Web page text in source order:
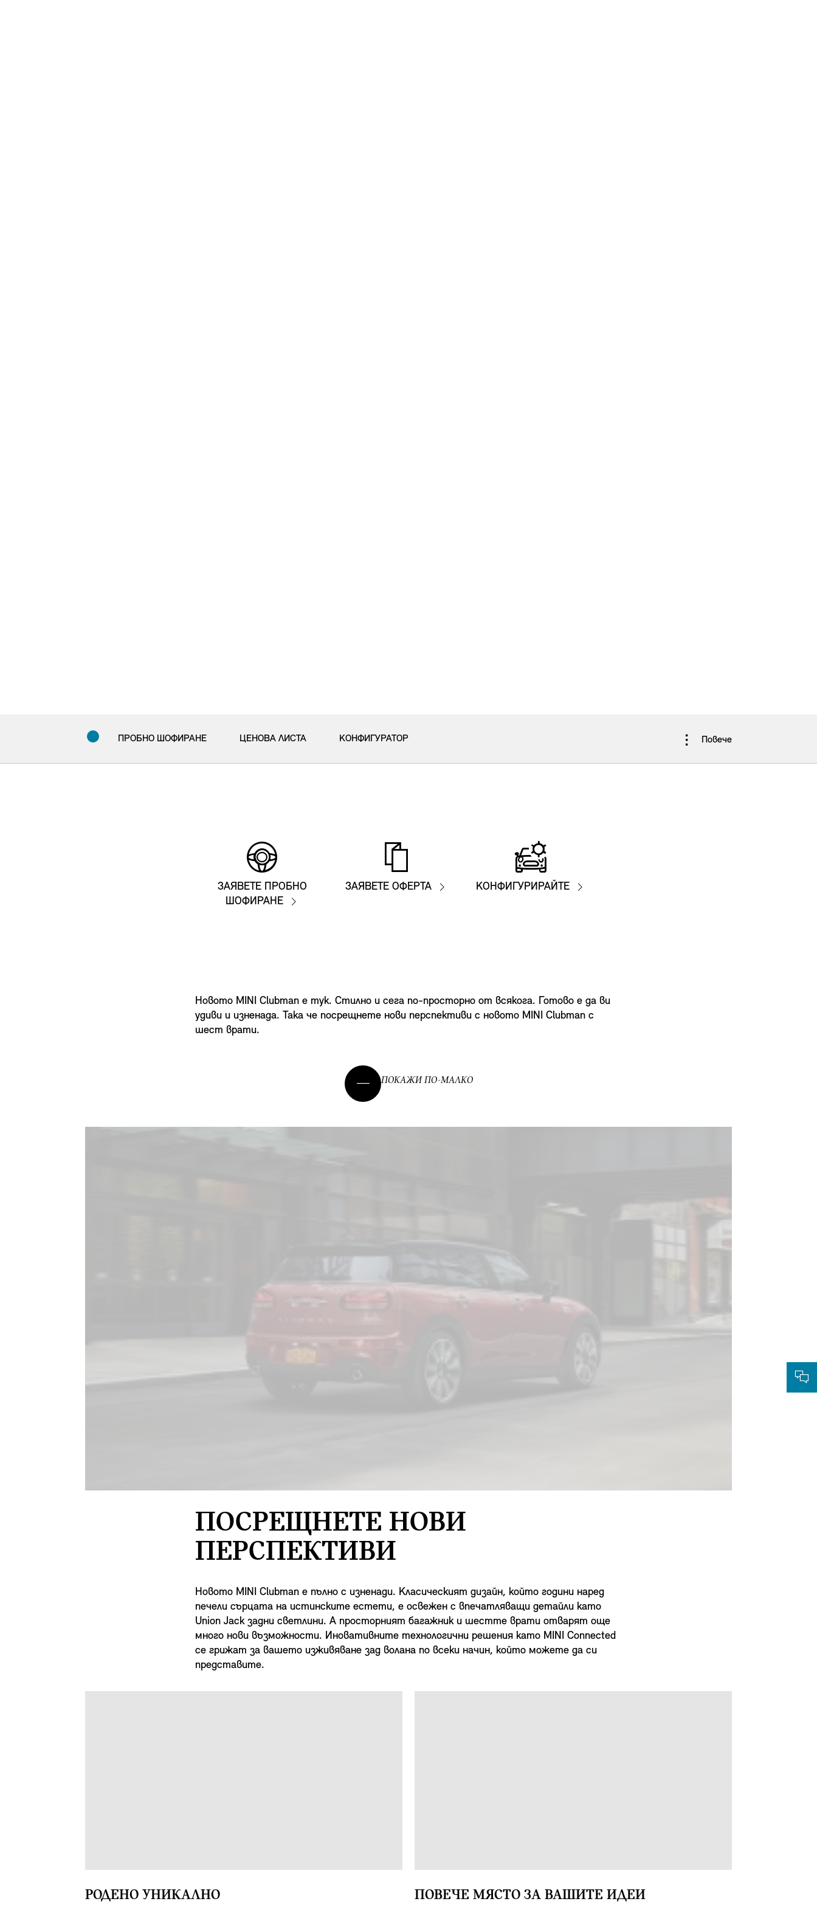
ПРОБНО ШОФИРАНЕ ЦЕНОВА ЛИСТА КОНФИГУРАТОР Повече
ЗАЯВЕТЕ ПРОБНО
ШОФИРАНЕ
ЗАЯВЕТЕ ОФЕРТА КОНФИГУРИРАЙТЕ
Новото MINI Clubman е тук. Стилно и сега по-просторно от всякога. Готово е да ви
удиви и изненада. Така че посрещнете нови перспективи с новото MINI Clubman с
шест врати.
ПОКАЖИ ПО-МАЛКО
ПОСРЕЩНЕТЕ НОВИ
ПЕРСПЕКТИВИ
Новото MINI Clubman е пълно с изненади. Класическият дизайн, който години наред
печели сърцата на истинските естети, е oсвежен с впечатляващи детайли като
Union Jack задни светлини. А просторният багажник и шестте врати отварят още
много нови възможности. Иновативните технологични решения като MINI Connected
се грижат за вашето изживяване зад волана по всеки начин, който можете да си
представите.
РОДЕНО УНИКАЛНО ПОВЕЧЕ МЯСТО ЗА ВАШИТЕ ИДЕИ